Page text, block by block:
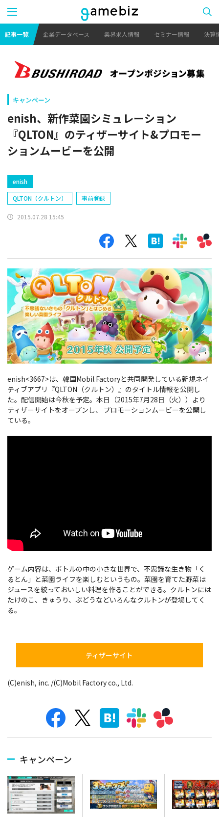
記事一覧 企業データベース 業界求人情報 セミナー情報 決算
キャンペーン
enish、新作菜園シミュレーション
『QLTON』のティザーサイト&プロモー
ションムービーを公開
enish
QLTON（クルトン）
事前登録
2015.07.28 15:45
enish<3667>は、韓国Mobil Factoryと共同開発している新規ネイ
ティブアプリ『QLTON（クルトン）』のタイトル情報を公開し
た。配信開始は今秋を予定。本日（2015年7月28日（火））より
ティザーサイトをオープンし、 プロモーションムービーを公開し
ている。
ゲーム内容は、ボトルの中の小さな世界で、不思議な生き物「く
るとん」と菜園ライフを楽しむというもの。菜園を育てた野菜は
ジュースを絞っておいしい料理を作ることができる。クルトンには
たけのこ、きゅうり、ぶどうなどいろんなクルトンが登場してく
る。
ティザーサイト
(C)enish, inc. /(C)Mobil Factory co., Ltd.
キャンペーン